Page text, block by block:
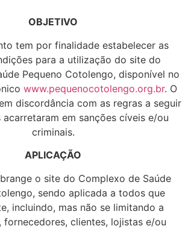
OBJETIVO
tem por finalidade estabelecer as
para a utilização do site do
Pequeno Cotolengo, disponível no
www.pequenocotolengo.org.br. O
discordância com as regras a seguir
em sanções cíveis e/ou
criminais.
APLICAÇÃO
o site do Complexo de Saúde
sendo aplicada a todos que
incluindo, mas não se limitando a
fornecedores, clientes, lojistas e/ou